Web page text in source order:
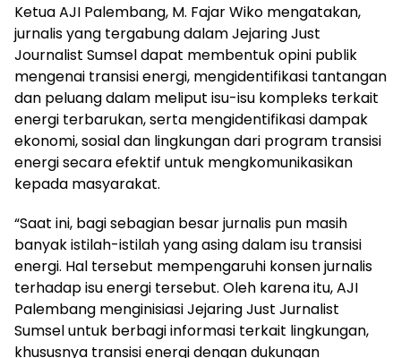
Ketua AJI Palembang, M. Fajar Wiko mengatakan,
jurnalis yang tergabung dalam Jejaring Just
Journalist Sumsel dapat membentuk opini publik
mengenai transisi energi, mengidentifikasi tantangan
dan peluang dalam meliput isu-isu kompleks terkait
energi terbarukan, serta mengidentifikasi dampak
ekonomi, sosial dan lingkungan dari program transisi
energi secara efektif untuk mengkomunikasikan
kepada masyarakat.
“Saat ini, bagi sebagian besar jurnalis pun masih
banyak istilah-istilah yang asing dalam isu transisi
energi. Hal tersebut mempengaruhi konsen jurnalis
terhadap isu energi tersebut. Oleh karena itu, AJI
Palembang menginisiasi Jejaring Just Jurnalist
Sumsel untuk berbagi informasi terkait lingkungan,
khususnya transisi energi dengan dukungan